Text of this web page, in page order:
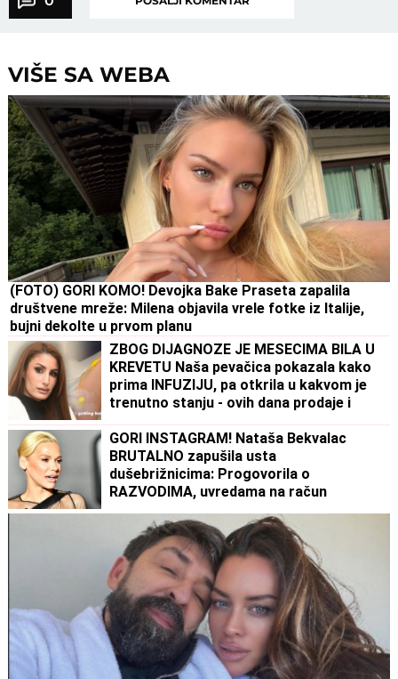
VIŠE SA WEBA
(FOTO) GORI KOMO! Devojka Bake Praseta zapalila
društvene mreže: Milena objavila vrele fotke iz Italije,
bujni dekolte u prvom planu
ZBOG DIJAGNOZE JE MESECIMA BILA U
KREVETU Naša pevačica pokazala kako
prima INFUZIJU, pa otkrila u kakvom je
trenutno stanju - ovih dana prodaje i
GORI INSTAGRAM! Nataša Bekvalac
BRUTALNO zapušila usta
dušebrižnicima: Progovorila o
RAZVODIMA, uvredama na račun